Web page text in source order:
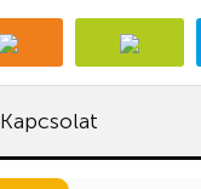
Kapcsolat